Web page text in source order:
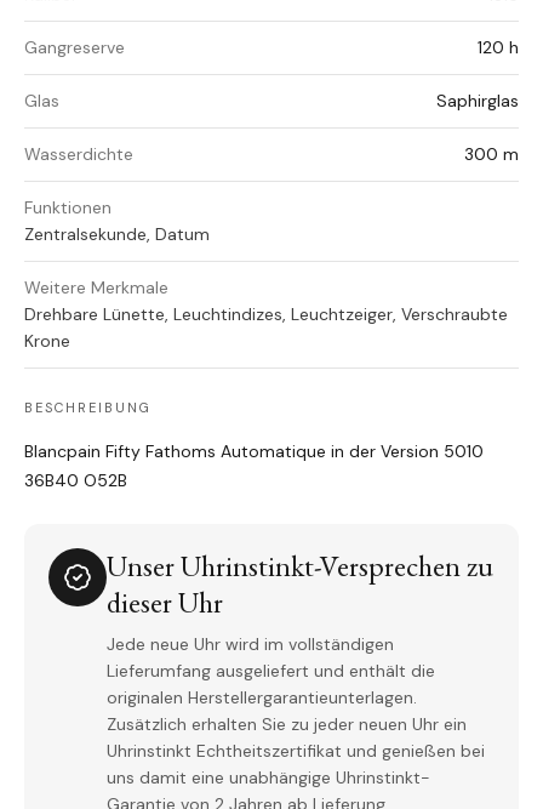
Gangreserve 120 h
Glas Saphirglas
Wasserdichte 300 m
Funktionen
Zentralsekunde, Datum
Weitere Merkmale
Drehbare Lünette, Leuchtindizes, Leuchtzeiger, Verschraubte
Krone
BESCHREIBUNG
Blancpain Fifty Fathoms Automatique in der Version 5010
36B40 O52B
Unser Uhrinstinkt-Versprechen zu
dieser Uhr
Jede neue Uhr wird im vollständigen
Lieferumfang ausgeliefert und enthält die
originalen Herstellergarantieunterlagen.
Zusätzlich erhalten Sie zu jeder neuen Uhr ein
Uhrinstinkt Echtheitszertifikat und genießen bei
uns damit eine unabhängige Uhrinstinkt-
Garantie von 2 Jahren ab Lieferung.